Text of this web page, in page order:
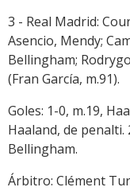
3 - Real Madrid:
Asencio, Mendy;
Bellingham;
(Fran García, m.91).
Goles: 1-0, m.19,
Haaland, de penalti.
Bellingham.
Árbitro: Clément